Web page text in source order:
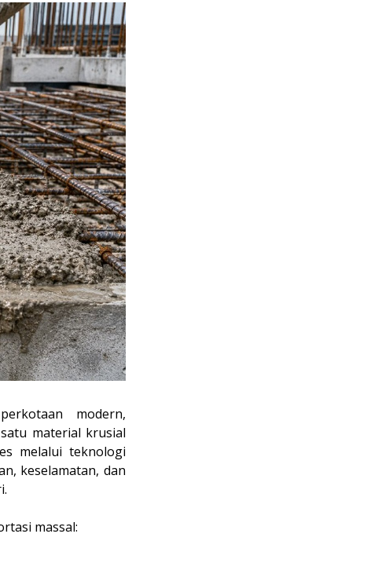
modern,
material krusial
melalui teknologi
keselamatan, dan
massal: